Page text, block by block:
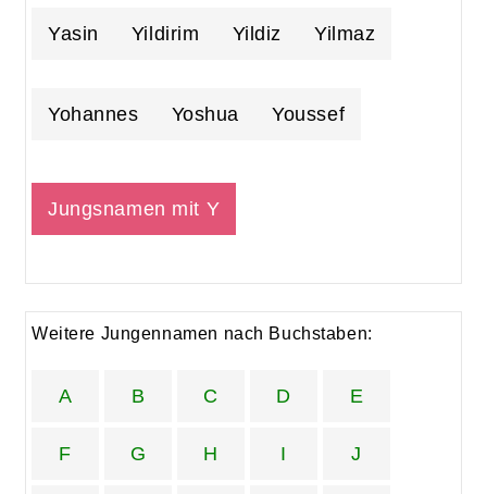
Yasin Yildirim Yildiz Yilmaz
Yohannes Yoshua Youssef
Jungsnamen mit Y
Weitere Jungennamen nach Buchstaben:
A B C D E
F G H I J